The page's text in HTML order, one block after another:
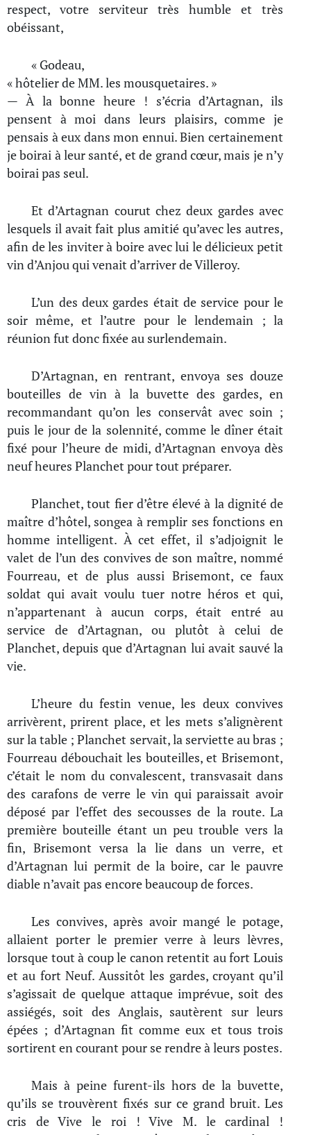
respect, votre serviteur très humble et très
obéissant,
« Godeau,
« hôtelier de MM. les mousquetaires. »
— À la bonne heure ! s’écria d’Artagnan, ils
pensent à moi dans leurs plaisirs, comme je
pensais à eux dans mon ennui. Bien certainement
je boirai à leur santé, et de grand cœur, mais je n’y
boirai pas seul.
Et d’Artagnan courut chez deux gardes avec
lesquels il avait fait plus amitié qu’avec les autres,
afin de les inviter à boire avec lui le délicieux petit
vin d’Anjou qui venait d’arriver de Villeroy.
L’un des deux gardes était de service pour le
soir même, et l’autre pour le lendemain ; la
réunion fut donc fixée au surlendemain.
D’Artagnan, en rentrant, envoya ses douze
bouteilles de vin à la buvette des gardes, en
recommandant qu’on les conservât avec soin ;
puis le jour de la solennité, comme le dîner était
fixé pour l’heure de midi, d’Artagnan envoya dès
neuf heures Planchet pour tout préparer.
Planchet, tout fier d’être élevé à la dignité de
maître d’hôtel, songea à remplir ses fonctions en
homme intelligent. À cet effet, il s’adjoignit le
valet de l’un des convives de son maître, nommé
Fourreau, et de plus aussi Brisemont, ce faux
soldat qui avait voulu tuer notre héros et qui,
n’appartenant à aucun corps, était entré au
service de d’Artagnan, ou plutôt à celui de
Planchet, depuis que d’Artagnan lui avait sauvé la
vie.
L’heure du festin venue, les deux convives
arrivèrent, prirent place, et les mets s’alignèrent
sur la table ; Planchet servait, la serviette au bras ;
Fourreau débouchait les bouteilles, et Brisemont,
c’était le nom du convalescent, transvasait dans
des carafons de verre le vin qui paraissait avoir
déposé par l’effet des secousses de la route. La
première bouteille étant un peu trouble vers la
fin, Brisemont versa la lie dans un verre, et
d’Artagnan lui permit de la boire, car le pauvre
diable n’avait pas encore beaucoup de forces.
Les convives, après avoir mangé le potage,
allaient porter le premier verre à leurs lèvres,
lorsque tout à coup le canon retentit au fort Louis
et au fort Neuf. Aussitôt les gardes, croyant qu’il
s’agissait de quelque attaque imprévue, soit des
assiégés, soit des Anglais, sautèrent sur leurs
épées ; d’Artagnan fit comme eux et tous trois
sortirent en courant pour se rendre à leurs postes.
Mais à peine furent-ils hors de la buvette,
qu’ils se trouvèrent fixés sur ce grand bruit. Les
cris de Vive le roi ! Vive M. le cardinal !